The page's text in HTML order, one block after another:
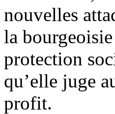
nouvelles
la
protection
qu’elle juge
profit.